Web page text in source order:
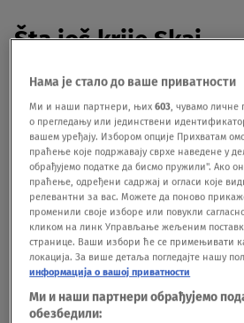
Šta još krije Skaj
Kad se uzme u obzir da Srbija
Francuskoj prepušta vrlo
(upravljanje beogradskim
metroa su samo neki od njih) i
preskupo da plaća prijateljstvo
postavlja se pitanje da li
policija imaju neki materijal
pregovore.
Нама је стало до ваше приватности
Ми и наши партнери, њих603, чувамо личне
о прегледању или јединствени
вашем уређају. Избором опције Прихватам
праћење које подржавају сврхе наведене у
обрађујемо податке да бисмо пружили". Ако
праћење, одређени садржај и огласи које
релевантни за вас. Можете да поново
променили своје изборе или повукли
кликом на линк Управљање жељеним
странице. Ваши избори ће се примењивати
локација. За више детаља погледајте нашу
информација о вашој приватности
Ми и наши партнери обрађујемо
обезбедили: